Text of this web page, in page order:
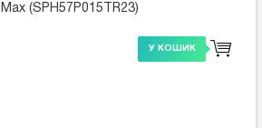
(SPH57P015TR23)
У КОШИК